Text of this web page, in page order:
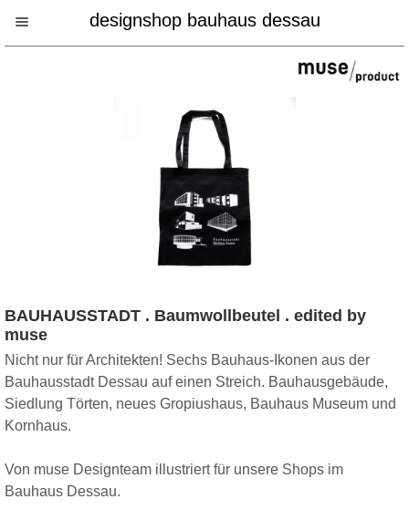
designshop bauhaus dessau
BAUHAUSSTADT . Baumwollbeutel . edited by
muse
Nicht nur für Architekten! Sechs Bauhaus-Ikonen aus der
Bauhausstadt Dessau auf einen Streich. Bauhausgebäude,
Siedlung Törten, neues Gropiushaus, Bauhaus Museum und
Kornhaus.
Von muse Designteam illustriert für unsere Shops im
Bauhaus Dessau.